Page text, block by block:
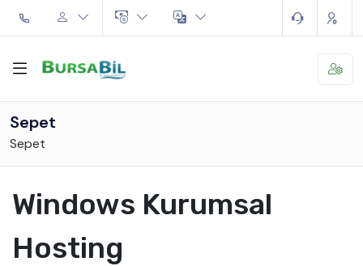
Sepet
Sepet
Windows Kurumsal
Hosting